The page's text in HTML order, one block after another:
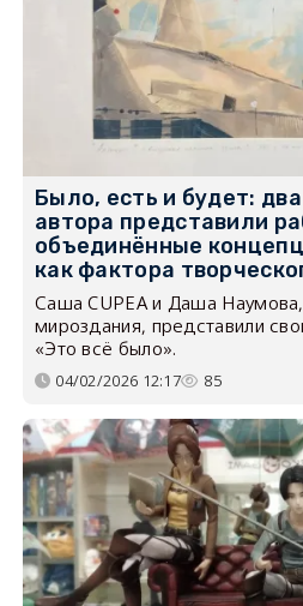
Было, есть и будет:
автора представили
объединённые
как фактора
Саша CUPEA и Даша Наумова,
мироздания, представили
«Это всё было».
04/02/2026 12:17 85